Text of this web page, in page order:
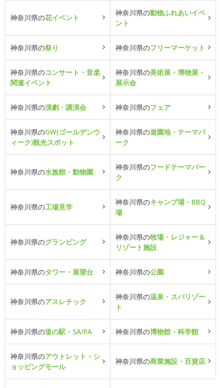
神奈川県の花イベント
神奈川県の動物ふれあいイベ
ント
神奈川県の祭り 神奈川県のフリーマーケット
神奈川県のコンサート・音楽
関連イベント
神奈川県の美術展・博物展・
展示会
神奈川県の演劇・講演会 神奈川県のフェア
神奈川県のGW(ゴールデンウ
ィーク)観光スポット
神奈川県の遊園地・テーマパ
ーク
神奈川県の水族館・動物園
神奈川県のフードテーマパー
ク
神奈川県の工場見学
神奈川県のキャンプ場・BBQ
場
神奈川県のグランピング
神奈川県の牧場・レジャー＆
リゾート施設
神奈川県のタワー・展望台 神奈川県の公園
神奈川県のアスレチック
神奈川県の温泉・スパリゾー
ト
神奈川県の道の駅・SA/PA 神奈川県の博物館・科学館
神奈川県のアウトレット・シ
ョッピングモール
神奈川県の商業施設・百貨店